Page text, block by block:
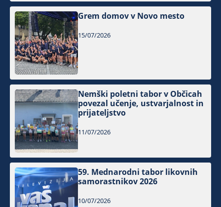
Grem domov v Novo mesto
15/07/2026
Nemški poletni tabor v Občicah
povezal učenje, ustvarjalnost in
prijateljstvo
11/07/2026
59. Mednarodni tabor likovnih
samorastnikov 2026
10/07/2026